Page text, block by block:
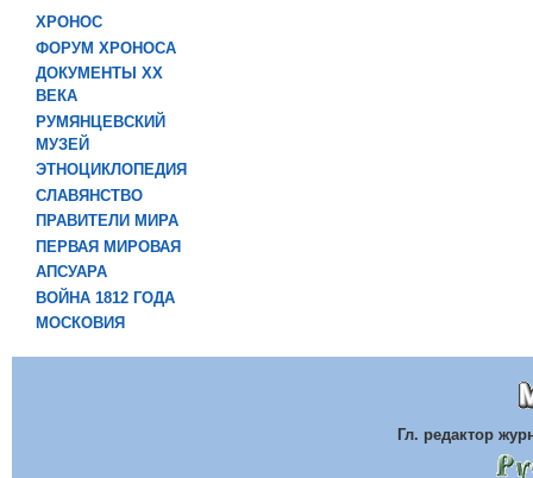
ХРОНОС
ФОРУМ ХРОНОСА
ДОКУМЕНТЫ XX
ВЕКА
РУМЯНЦЕВСКИЙ
МУЗЕЙ
ЭТНОЦИКЛОПЕДИЯ
СЛАВЯНСТВО
ПРАВИТЕЛИ МИРА
ПЕРВАЯ МИРОВАЯ
АПСУАРА
ВОЙНА 1812 ГОДА
МОСКОВИЯ
Гл. редактор